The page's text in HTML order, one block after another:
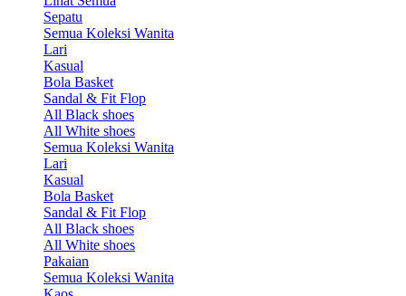
Sepatu
Semua Koleksi Wanita
Lari
Kasual
Bola Basket
Sandal & Fit Flop
All Black shoes
All White shoes
Semua Koleksi Wanita
Lari
Kasual
Bola Basket
Sandal & Fit Flop
All Black shoes
All White shoes
Pakaian
Semua Koleksi Wanita